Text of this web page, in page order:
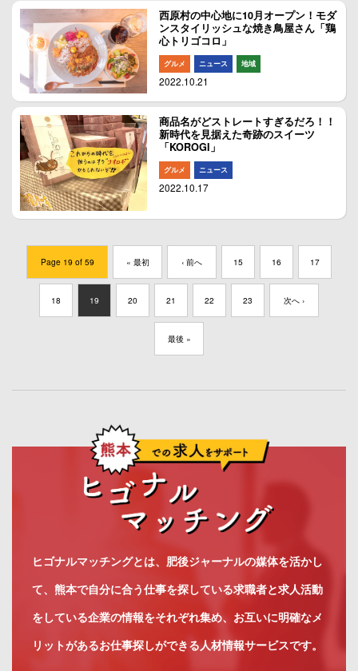
西原村の中心地に10月オープン！モダ
ンスタイリッシュな焼き鳥屋さん「鶏
心トリゴコロ」
グルメ ニュース 地域
2022.10.21
商品名がどストレートすぎるだろ！！
新時代を見据えた奇跡のスイーツ
「KOROGI」
グルメ ニュース
2022.10.17
Page 19 of 59 « 最初 ‹ 前へ 15 16 17
18 19 20 21 22 23 次へ ›
最後 »
ヒゴナルマッチングとは、肥後ジャーナルの媒体を活かし
て、熊本で自分に合う仕事を探している求職者と求人活動
をしている企業の情報をそれぞれ集め、お互いに明確なメ
リットがあるお仕事探しができる人材情報サービスです。